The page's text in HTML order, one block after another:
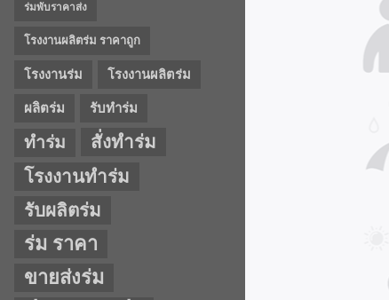
ร่มพับราคาส่ง
โรงงานผลิตร่ม ราคาถูก
โรงงานร่ม โรงงานผลิตร่ม
ผลิตร่ม รับทำร่ม
ทำร่ม
สั่งทำร่ม
โรงงานทำร่ม
รับผลิตร่ม
ร่ม ราคา
ขายส่งร่ม